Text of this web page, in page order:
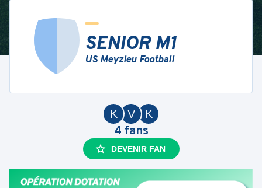
SENIOR M1
US Meyzieu Football
K
V
K
4 fans
DEVENIR FAN